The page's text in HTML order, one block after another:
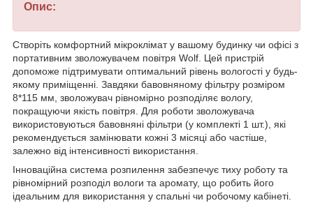
Опис:
Створіть комфортний мікроклімат у вашому будинку чи офісі з
портативним зволожувачем повітря Wolf. Цей пристрій
допоможе підтримувати оптимальний рівень вологості у будь-
якому приміщенні. Завдяки бавовняному фільтру розміром
8*115 мм, зволожувач рівномірно розподіляє вологу,
покращуючи якість повітря. Для роботи зволожувача
використовуються бавовняні фільтри (у комплекті 1 шт.), які
рекомендується замінювати кожні 3 місяці або частіше,
залежно від інтенсивності використання.
Інноваційна система розпилення забезпечує тиху роботу та
рівномірний розподіл вологи та аромату, що робить його
ідеальним для використання у спальні чи робочому кабінеті.